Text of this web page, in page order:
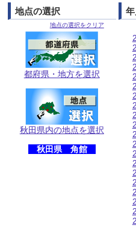
地点の選択
地点の選択をクリア
都府県・地方を選択
秋田県内の地点を選択
秋田県 角館